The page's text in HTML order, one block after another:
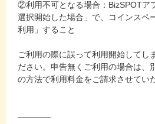
②利用不可となる場合：BizSPOTア
選択開始した場合」で、コインスペ
利用」すること
ご利用の際に誤って利用開始してし
ださい。申告無くご利用の場合は、
の方法で利用料金をご請求させてい
――――